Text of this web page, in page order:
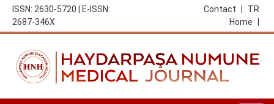
ISSN: 2630-5720 | E-ISSN:
2687-346X
TR
Contact
Home